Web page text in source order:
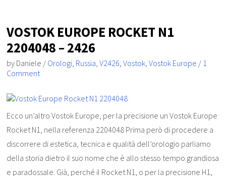
VOSTOK EUROPE ROCKET N1
2204048 – 2426
by Daniele / Orologi, Russia,V2426,Vostok,Vostok Europe / 1
Comment
Ecco un’altro Vostok Europe, per la precisione un Vostok Europe
Rocket N1, nella referenza 2204048 Prima però di procedere a
discorrere di estetica, tecnica e qualità dell’orologio parliamo
della storia dietro il suo nome che è allo stesso tempo grandiosa
e paradossale. Già, perché il Rocket N1, o per la precisione Н1,